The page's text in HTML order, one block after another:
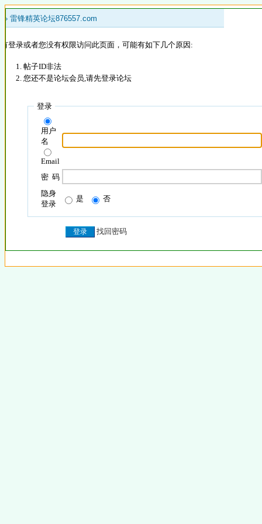
» 雷锋精英论坛876557.com
登录或者您没有权限访问此页面，可能有如下几个原因:
帖子ID非法
您还不是论坛会员,请先登录论坛
登录
用户
名
Email
密 码
隐身
登录
是 否
找回密码